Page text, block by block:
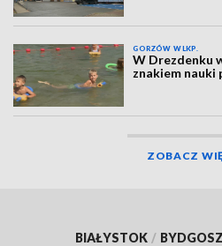
GORZÓW WLKP.
W Drezdenku
znakiem nauki
ZOBACZ
BIAŁYSTOK /